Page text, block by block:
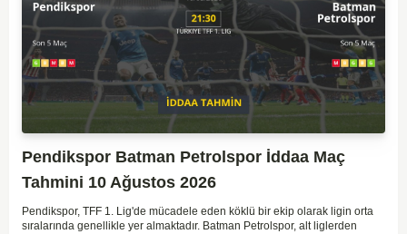
Pendikspor Batman Petrolspor İddaa Maç
Tahmini 10 Ağustos 2026
Pendikspor, TFF 1. Lig'de mücadele eden köklü bir ekip olarak ligin orta
sıralarında genellikle yer almaktadır. Batman Petrolspor, alt liglerden